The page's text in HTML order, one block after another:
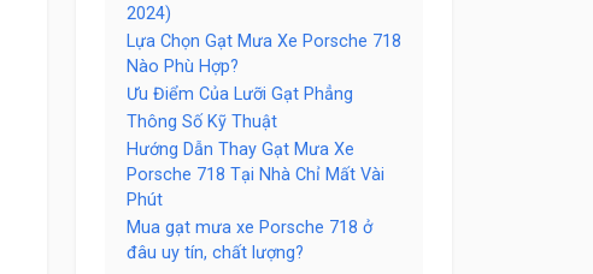
2024)
Lựa Chọn Gạt Mưa Xe Porsche 718
Nào Phù Hợp?
Ưu Điểm Của Lưỡi Gạt Phẳng
Thông Số Kỹ Thuật
Hướng Dẫn Thay Gạt Mưa Xe
Porsche 718 Tại Nhà Chỉ Mất Vài
Phút
Mua gạt mưa xe Porsche 718 ở
đâu uy tín, chất lượng?